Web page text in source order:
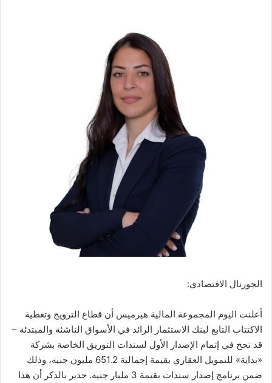
الجورنال الاقتصادى:
أعلنت اليوم المجموعة المالية هيرميس أن قطاع الترويج وتغطية
الاكتتاب التابع لبنك الاستثمار الرائد في الأسواق الناشئة والمبتدئة –
قد نجح في إتمام الإصدار الأول لسندات التوريق الخاصة بشركة
«بداية» للتمويل العقاري بقيمة إجمالية 651.2 مليون جنيه، وذلك
ضمن برنامج إصدار سندات بقيمة 3 مليار جنيه. جدير بالذكر أن هذا